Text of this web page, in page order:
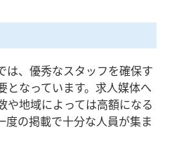
は、優秀なスタッフを確保す
となっています。求人媒体へ
や地域によっては高額になる
度の掲載で十分な人員が集ま